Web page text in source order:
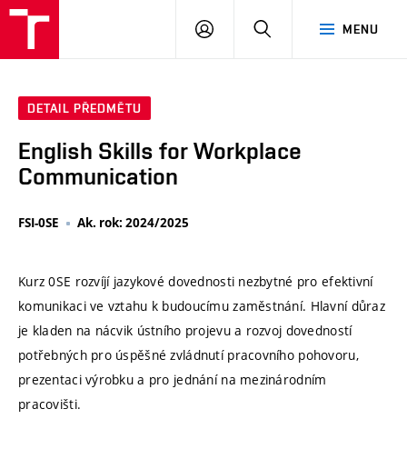
MENU
PŘIHLÁSIT
DETAIL PŘEDMĚTU
English Skills for Workplace
Communication
FSI-0SE Ak. rok: 2024/2025
Kurz 0SE rozvíjí jazykové dovednosti nezbytné pro efektivní
komunikaci ve vztahu k budoucímu zaměstnání. Hlavní důraz
je kladen na nácvik ústního projevu a rozvoj dovedností
potřebných pro úspěšné zvládnutí pracovního pohovoru,
prezentaci výrobku a pro jednání na mezinárodním
pracovišti.